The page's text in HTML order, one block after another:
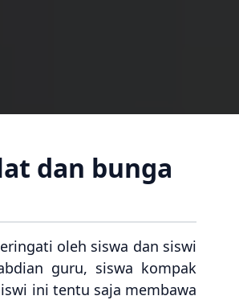
dan bunga
oleh siswa dan siswi
guru, siswa kompak
ini tentu saja membawa